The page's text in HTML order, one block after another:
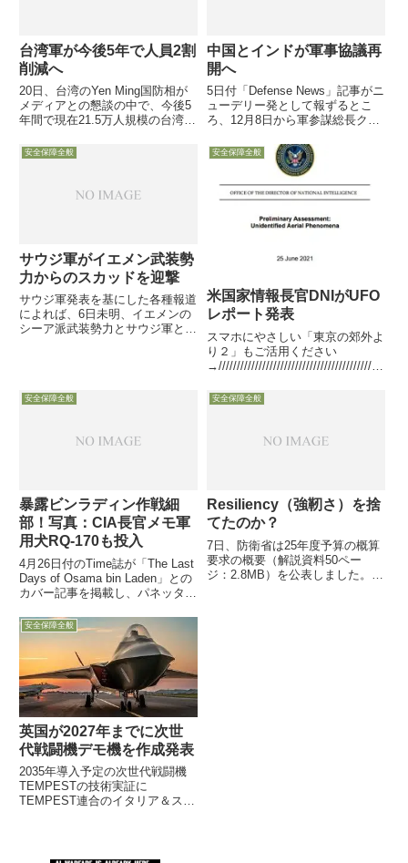
台湾軍が今後5年で人員2割
削減へ
20日、台湾のYen Ming国防相が
メディアとの懇談の中で、今後5
年間で現在21.5万人規模の台湾軍
制にすると語りました
中国とインドが軍事協議再
開へ
5日付「Defense News」記事がニ
ューデリー発として報ずるとこ
ろ、12月8日から軍参謀総長クラ
がインドで開始される模様です。
ニューデリーを訪問する中国側の
代表団は、人民解放軍の副参謀総
長がトップを務める模様
安全保障全般
サウジ軍がイエメン武装勢
力からのスカッドを迎撃
サウジ軍発表を基にした各種報道
によれば、6日未明、イエメンの
シーア派武装勢力とサウジ軍との
はないパトリオットで弾道ミ...
安全保障全般
米国家情報長官DNIがUFO
レポート発表
スマホにやさしい「東京の郊外よ
り２」もご活用ください
→/////////////////////////////////////////////
現象アセスメント」2004年以降
の144件について調査確実に存...
安全保障全般
暴露ビンラディン作戦細
部！写真：CIA長官メモ軍
用犬RQ-170も投入
4月26日付のTime誌が「The Last
Days of Osama bin Laden」との
カバー記事を掲載し、パネッタ
記録のため、また組織内での責任
の所在を明確にするために残した
「自筆メモ」が掲載されています
安全保障全般
Resiliency（強靭さ）を捨
てたのか？
7日、防衛省は25年度予算の概算
要求の概要（解説資料50ペー
ジ：2.8MB）を公表しました。予
安全保障全般
英国が2027年までに次世
代戦闘機デモ機を作成発表
2035年導入予定の次世代戦闘機
TEMPESTの技術実証に
TEMPEST連合のイタリア＆スウ
が、今後5年以内（2027年まで）